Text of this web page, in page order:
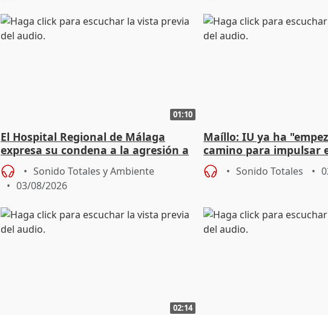
01:10
El Hospital Regional de Málaga
expresa su condena a la agresión a
dos enfermeras de Urgencias
Sonido Totales y Ambiente
03/08/2026
Maíllo: IU ya ha
camino para impulsar
unitarios para las
Sonido Totales
02:14